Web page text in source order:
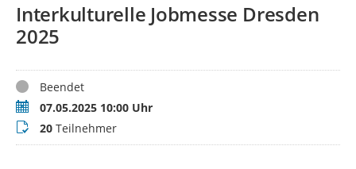
Interkulturelle Jobmesse Dresden
2025
StatusBeendet
Termin07.05.2025 10:00 Uhr
Teilnehmer
20 Teilnehmer